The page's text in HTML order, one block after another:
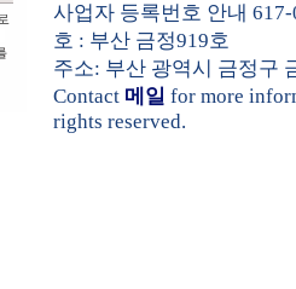
사업자 등록번호 안내
호 : 부산 금정919호
주소: 부산 광역시 금정구
Contact 메일 for more
rights reserved.